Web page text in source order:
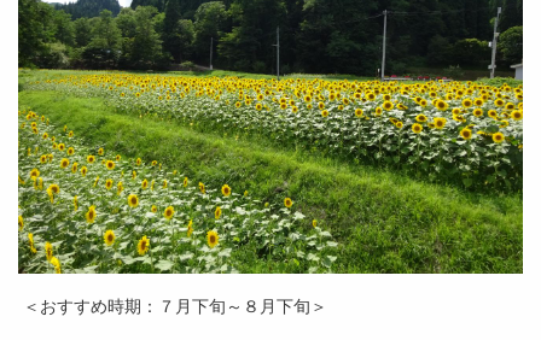
＜おすすめ時期：７月下旬～８月下旬＞